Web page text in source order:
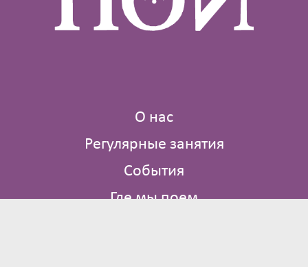
О нас
Регулярные занятия
События
Где мы поем